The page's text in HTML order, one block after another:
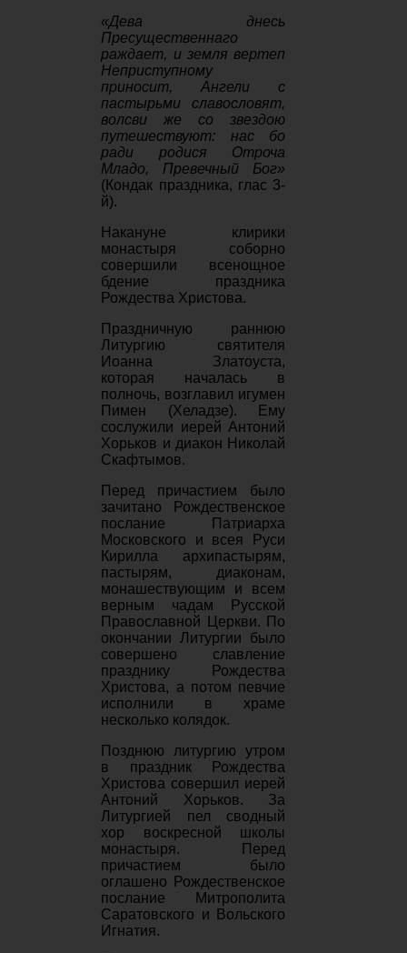
«Дева днесь
Пресущественнаго
раждает, и земля вертеп
Неприступному
приносит, Ангели с
пастырьми славословят,
волсви же со звездою
путешествуют: нас бо
ради родися Отроча
Младо, Превечный Бог»
(Кондак праздника, глас 3-
й).
Накануне клирики
монастыря соборно
совершили всенощное
бдение праздника
Рождества Христова.
Праздничную раннюю
Литургию святителя
Иоанна Златоуста,
которая началась в
полночь, возглавил игумен
Пимен (Хеладзе). Ему
сослужили иерей Антоний
Хорьков и диакон Николай
Скафтымов.
Перед причастием было
зачитано Рождественское
послание Патриарха
Московского и всея Руси
Кирилла архипастырям,
пастырям, диаконам,
монашествующим и всем
верным чадам Русской
Православной Церкви. По
окончании Литургии было
совершено славление
празднику Рождества
Христова, а потом певчие
исполнили в храме
несколько колядок.
Позднюю литургию утром
в праздник Рождества
Христова совершил иерей
Антоний Хорьков. За
Литургией пел сводный
хор воскресной школы
монастыря. Перед
причастием было
оглашено Рождественское
послание Митрополита
Саратовского и Вольского
Игнатия.